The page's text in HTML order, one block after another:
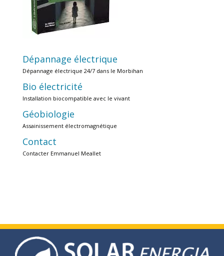
Dépannage électrique
Dépannage électrique 24/7 dans le Morbihan
Bio électricité
Installation biocompatible avec le vivant
Géobiologie
Assainissement électromagnétique
Contact
Contacter Emmanuel Meallet